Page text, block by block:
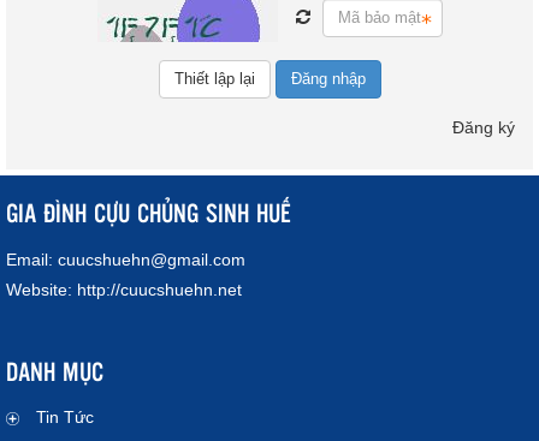
Đăng nhập
Đăng ký
GIA ĐÌNH CỰU CHỦNG SINH HUẾ
Email: cuucshuehn@gmail.com
Website: http://cuucshuehn.net
DANH MỤC
Tin Tức